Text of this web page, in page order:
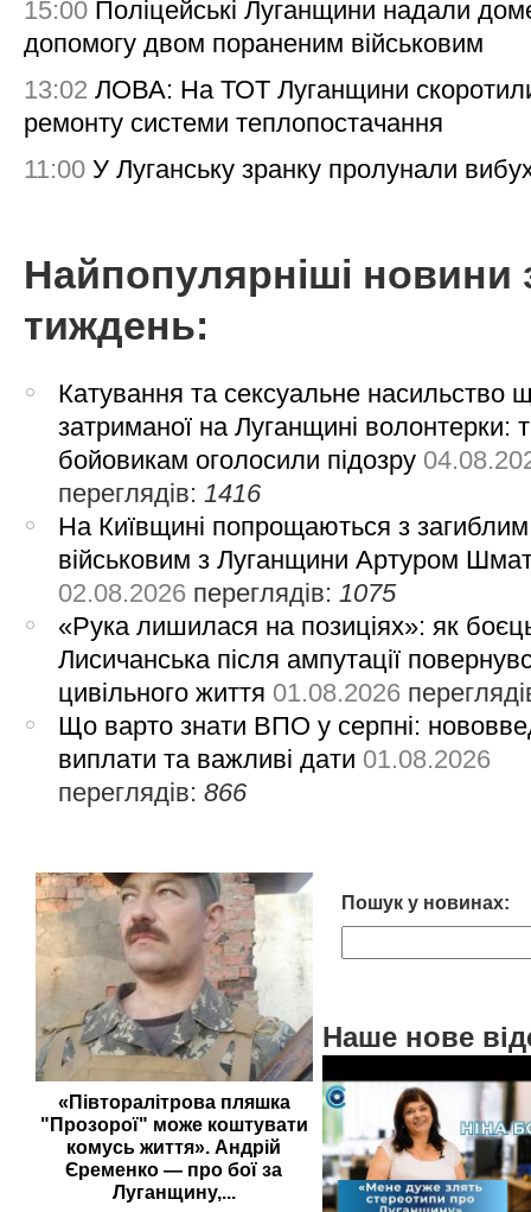
15:00 Поліцейські Луганщини надали
допомогу двом пораненим військовим
13:02 ЛОВА: На ТОТ Луганщини
ремонту системи теплопостачання
11:00 У Луганську зранку пролунали
Найпопулярніші новини
тиждень:
Катування та сексуальне насильство
затриманої на Луганщині волонтерки:
бойовикам оголосили підозру
переглядів:1416
На Київщині попрощаються з загиблим
військовим з Луганщини Артуром
02.08.2026 переглядів:1075
«Рука лишилася на позиціях»: як
Лисичанська після ампутації
цивільного життя 01.08.2026
Що варто знати ВПО у серпні:
виплати та важливі дати 01.08.2026
переглядів:866
«Півторалітрова пляшка
"Прозорої" може коштувати
комусь життя». Андрій
Єременко — про бої за
Луганщину,...
Пошук у новинах:
Наше нове